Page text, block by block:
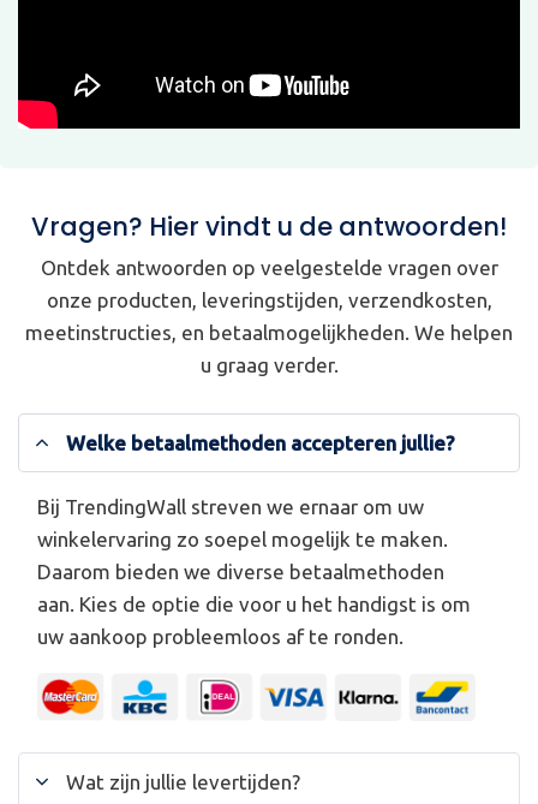
Vragen? Hier vindt u de antwoorden!
Ontdek antwoorden op veelgestelde vragen over
onze producten, leveringstijden, verzendkosten,
meetinstructies, en betaalmogelijkheden. We helpen
u graag verder.
Welke betaalmethoden accepteren jullie?
Bij TrendingWall streven we ernaar om uw
winkelervaring zo soepel mogelijk te maken.
Daarom bieden we diverse betaalmethoden
aan. Kies de optie die voor u het handigst is om
uw aankoop probleemloos af te ronden.
Wat zijn jullie levertijden?